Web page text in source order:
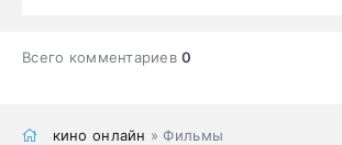
Всего комментариев0
кино онлайн » Фильмы